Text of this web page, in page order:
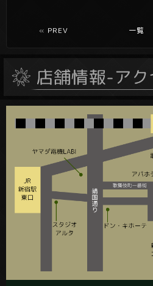
« PREV 一覧